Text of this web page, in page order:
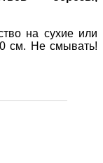
на сухие или
см. Не смывать!